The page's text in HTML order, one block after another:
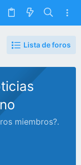
Lista de foros
miembros?.